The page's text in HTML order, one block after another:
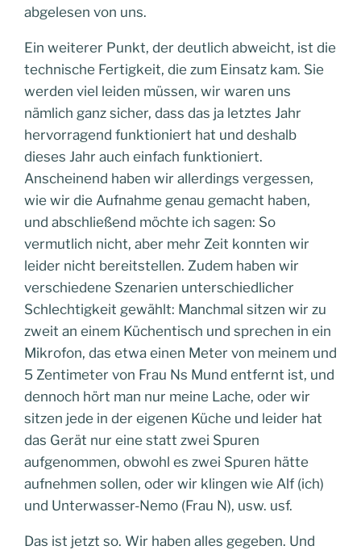
abgelesen von uns.
Ein weiterer Punkt, der deutlich abweicht, ist die
technische Fertigkeit, die zum Einsatz kam. Sie
werden viel leiden müssen, wir waren uns
nämlich ganz sicher, dass das ja letztes Jahr
hervorragend funktioniert hat und deshalb
dieses Jahr auch einfach funktioniert.
Anscheinend haben wir allerdings vergessen,
wie wir die Aufnahme genau gemacht haben,
und abschließend möchte ich sagen: So
vermutlich nicht, aber mehr Zeit konnten wir
leider nicht bereitstellen. Zudem haben wir
verschiedene Szenarien unterschiedlicher
Schlechtigkeit gewählt: Manchmal sitzen wir zu
zweit an einem Küchentisch und sprechen in ein
Mikrofon, das etwa einen Meter von meinem und
5 Zentimeter von Frau Ns Mund entfernt ist, und
dennoch hört man nur meine Lache, oder wir
sitzen jede in der eigenen Küche und leider hat
das Gerät nur eine statt zwei Spuren
aufgenommen, obwohl es zwei Spuren hätte
aufnehmen sollen, oder wir klingen wie Alf (ich)
und Unterwasser-Nemo (Frau N), usw. usf.
Das ist jetzt so. Wir haben alles gegeben. Und